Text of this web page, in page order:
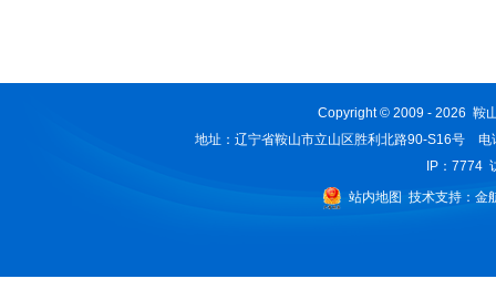
Copyright © 2009 - 2026 鞍
地址：辽宁省鞍山市立山区胜利北路90-S16号
IP：7774
站内地图 技术支持：金